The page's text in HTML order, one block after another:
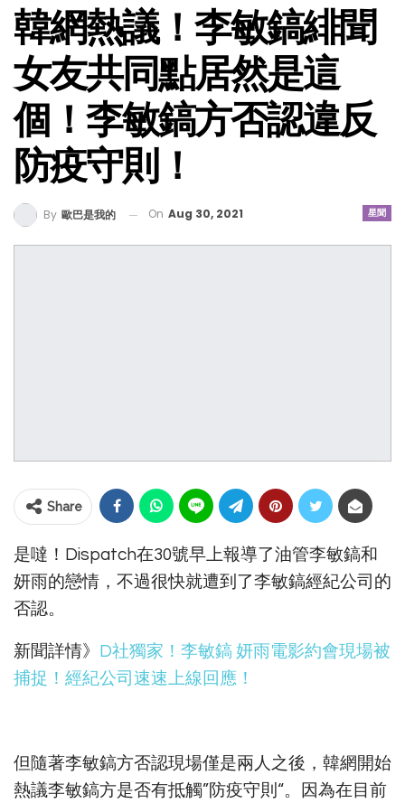
韓網熱議！李敏鎬緋聞
女友共同點居然是這
個！李敏鎬方否認違反
防疫守則！
星聞
By 歐巴是我的 On Aug 30, 2021
Share
是噠！Dispatch在30號早上報導了油管李敏鎬和
妍雨的戀情，不過很快就遭到了李敏鎬經紀公司的
否認。
新聞詳情》 D社獨家！李敏鎬 妍雨電影約會現場被
捕捉！經紀公司速速上線回應！
但隨著李敏鎬方否認現場僅是兩人之後，韓網開始
熱議李敏鎬方是否有抵觸”防疫守則“。因為在目前